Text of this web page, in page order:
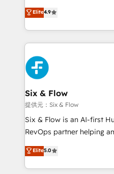
business, processes and systems 🏢 We
working with mid-market
organisations, global
complex use cases 🏆 CRM Implementation,
Platform Enablement,
Onboarding Accredited 🔐 ISO27001 & ISO9001
Certified
process-oriented teams
Marketing, Sales, Service,
so selling and actually
feels easy and pain-free. We are a top ranked
HubSpot Elite Partner,
and Customer First
Reviews and 4.9/5 rating in
helps the following industries:
improvement &
commercialization, real
SaaS, Software Dev & IT
the United States, EU,
America. From casual user to super fan: make
Elite4.9
Six & Flow
提供元：Six & Flow
Six & Flow is an AI-first
RevOps partner helping
grow with clarity,
Operating across the UK,
Canada, we’ve delivered
Elite5.0